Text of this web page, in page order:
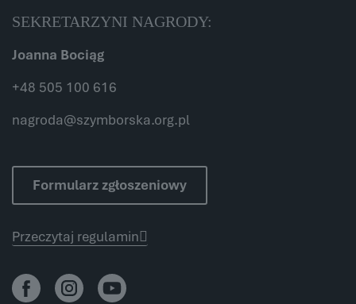
SEKRETARZYNI NAGRODY:
Joanna Bociąg
+48 505 100 616
nagroda@szymborska.org.pl
Formularz zgłoszeniowy
Przeczytaj regulamin